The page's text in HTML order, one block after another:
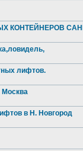
КОНТЕЙНЕРОВ
лифтов.
Москва
в Н. Новгород